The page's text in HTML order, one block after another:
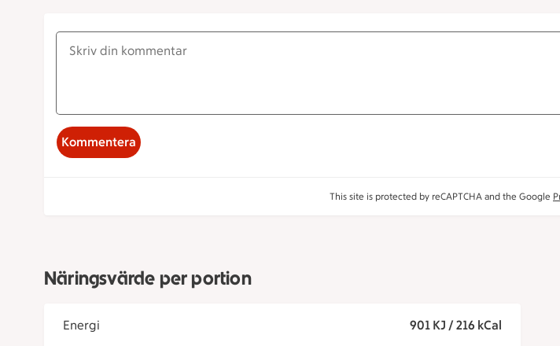
Kommentera
This site is protected by reCAPTCHA and the Google
Näringsvärde per portion
Energi 901 KJ / 216 kCal